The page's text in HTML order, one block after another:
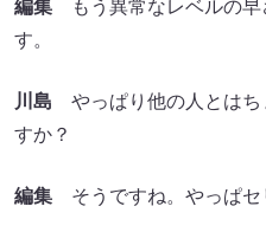
編集 もう異常なレベルの早
す。
川島 やっぱり他の人とはち
すか？
編集 そうですね。やっぱセ